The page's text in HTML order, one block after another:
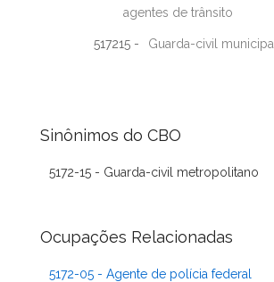
agentes de trânsito
517215 - Guarda-civil municipal
Sinônimos do CBO
5172-15 - Guarda-civil metropolitano
Ocupações Relacionadas
5172-05 - Agente de polícia federal